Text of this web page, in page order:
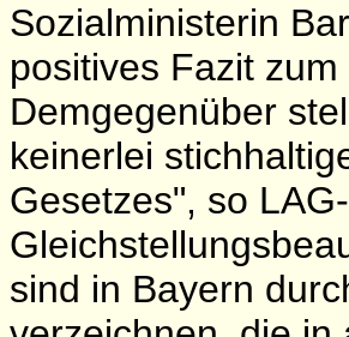
Sozialministerin
positives Fazit
Demgegenüber
keinerlei
Gesetzes", so
sind in Bayern